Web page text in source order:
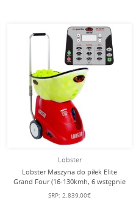
Lobster
Lobster Maszyna do piłek Elite
Grand Four (16-130kmh, 6 wstępnie
zainstalowanych ćwiczeń 6-
strzałowych, akumulator do 8h,
SRP: 2.839,00€